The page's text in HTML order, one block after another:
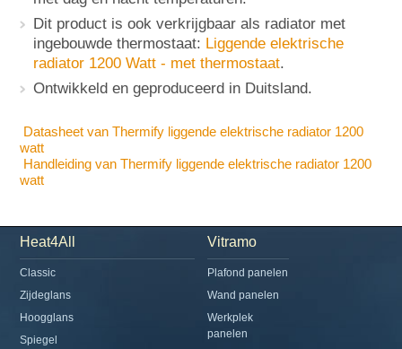
Dit product is ook verkrijgbaar als radiator met
ingebouwde thermostaat: Liggende elektrische
radiator 1200 Watt - met thermostaat.
Ontwikkeld en geproduceerd in Duitsland.
Datasheet van Thermify liggende elektrische radiator 1200
watt
Handleiding van Thermify liggende elektrische radiator 1200
watt
Heat4All
Classic
Zijdeglans
Hoogglans
Spiegel
Vitramo
Plafond panelen
Wand panelen
Werkplek
panelen